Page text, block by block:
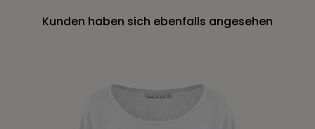
Kunden haben sich ebenfalls angesehen